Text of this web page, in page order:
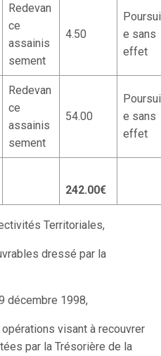
Redevan
ce
assainis
sement
4.50
e sans
effet
Redevan
ce
assainis
sement
54.00
e sans
effet
242.00€
Territoriales,
dressé par la
décembre 1998,
visant à recouvrer
par la Trésorière de la